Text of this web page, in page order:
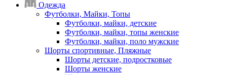
Одежда
Футболки, Майки, Топы
Футболки, майки, детские
Футболки, майки, топы женские
Футболки, майки, поло мужские
Шорты спортивные, Пляжные
Шорты детские, подростковые
Шорты женские